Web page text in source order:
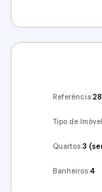
anexo
piscina em
de garantia ou
03
98211-
Referência:
Tipo de
Quartos:3
Banheiros:4